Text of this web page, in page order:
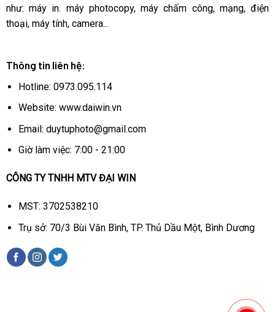
như: máy in. máy photocopy, máy chấm công, mạng, điện
thoại, máy tính, camera...
Thông tin liên hệ:
Hotline: 0973.095.114
Website: www.daiwin.vn
Email: duytuphoto@gmail.com
Giờ làm việc: 7:00 - 21:00
CÔNG TY TNHH MTV ĐẠI WIN
MST: 3702538210
Trụ sở: 70/3 Bùi Văn Bình, TP. Thủ Dầu Một, Bình Dương